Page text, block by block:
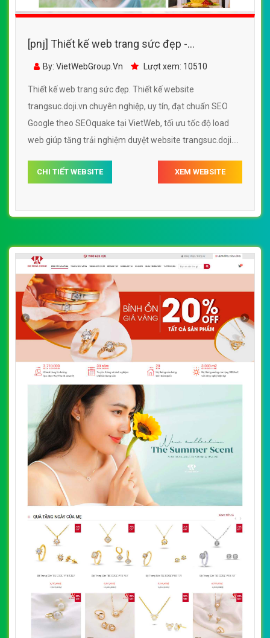
[pnj] Thiết kế web trang sức đẹp -
trangsuc.doji.vn
By: VietWebGroup.Vn Lượt xem: 10510
Thiết kế web trang sức đẹp. Thiết kế website
trangsuc.doji.vn chuyên nghiệp, uy tín, đạt chuẩn SEO
Google theo SEOquake tại VietWeb, tối ưu tốc độ load
web giúp tăng trải nghiệm duyệt website trangsuc.doji.vn
CHI TIẾT WEBSITE XEM WEBSITE